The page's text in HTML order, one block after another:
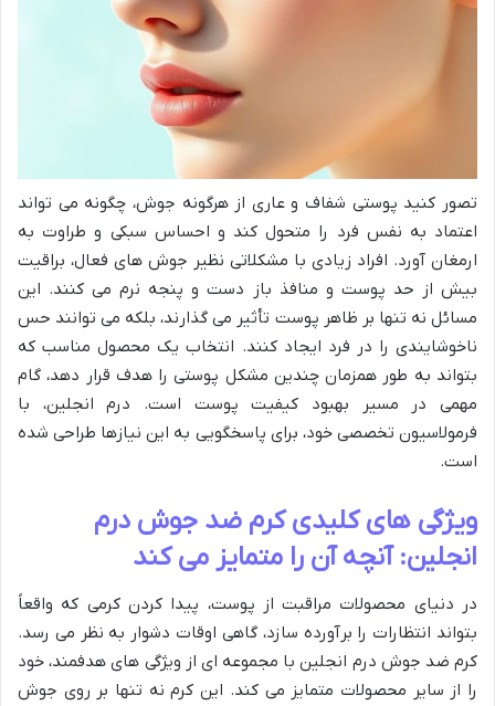
تصور کنید پوستی شفاف و عاری از هرگونه جوش، چگونه می تواند
اعتماد به نفس فرد را متحول کند و احساس سبکی و طراوت به
ارمغان آورد. افراد زیادی با مشکلاتی نظیر جوش های فعال، براقیت
بیش از حد پوست و منافذ باز دست و پنجه نرم می کنند. این
مسائل نه تنها بر ظاهر پوست تأثیر می گذارند، بلکه می توانند حس
ناخوشایندی را در فرد ایجاد کنند. انتخاب یک محصول مناسب که
بتواند به طور همزمان چندین مشکل پوستی را هدف قرار دهد، گام
مهمی در مسیر بهبود کیفیت پوست است. درم انجلین، با
فرمولاسیون تخصصی خود، برای پاسخگویی به این نیازها طراحی شده
است.
ویژگی های کلیدی کرم ضد جوش درم
انجلین: آنچه آن را متمایز می کند
در دنیای محصولات مراقبت از پوست، پیدا کردن کرمی که واقعاً
بتواند انتظارات را برآورده سازد، گاهی اوقات دشوار به نظر می رسد.
کرم ضد جوش درم انجلین با مجموعه ای از ویژگی های هدفمند، خود
را از سایر محصولات متمایز می کند. این کرم نه تنها بر روی جوش